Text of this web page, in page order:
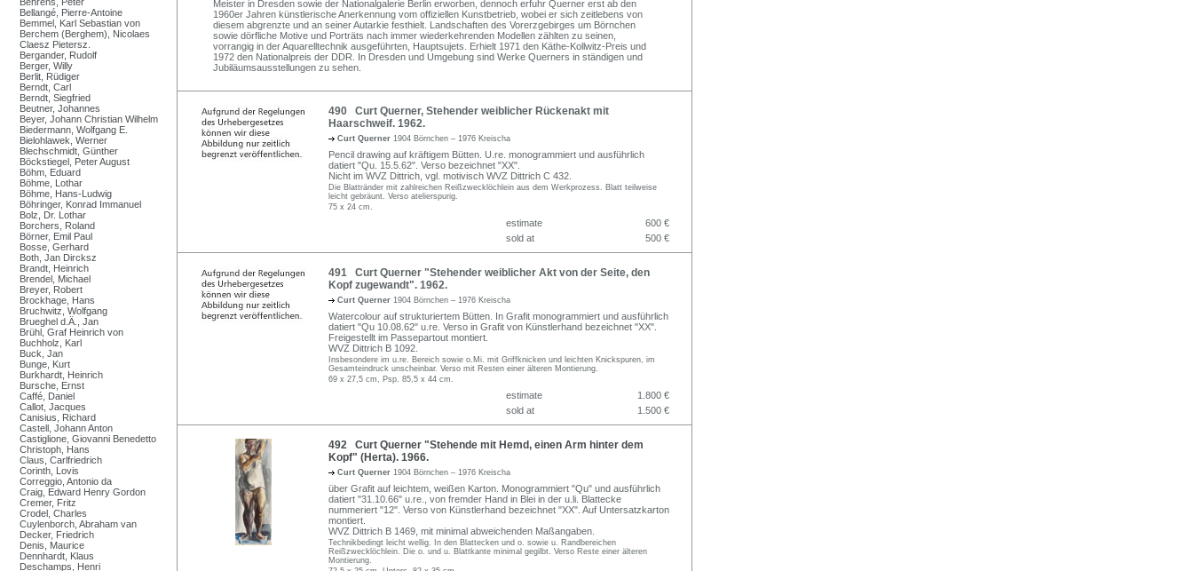
Bellangé, Pierre-Antoine
Bemmel, Karl Sebastian von
Berchem (Berghem), Nicolaes
Claesz Pietersz.
Bergander, Rudolf
Berger, Willy
Berlit, Rüdiger
Berndt, Carl
Berndt, Siegfried
Beutner, Johannes
Beyer, Johann Christian Wilhelm
Biedermann, Wolfgang E.
Bielohlawek, Werner
Blechschmidt, Günther
Böckstiegel, Peter August
Böhm, Eduard
Böhme, Lothar
Böhme, Hans-Ludwig
Böhringer, Konrad Immanuel
Bolz, Dr. Lothar
Borchers, Roland
Börner, Emil Paul
Bosse, Gerhard
Both, Jan Dircksz
Brandt, Heinrich
Brendel, Michael
Breyer, Robert
Brockhage, Hans
Bruchwitz, Wolfgang
Brueghel d.Ä., Jan
Brühl, Graf Heinrich von
Buchholz, Karl
Buck, Jan
Bunge, Kurt
Burkhardt, Heinrich
Bursche, Ernst
Caffé, Daniel
Callot, Jacques
Canisius, Richard
Castell, Johann Anton
Castiglione, Giovanni Benedetto
Christoph, Hans
Claus, Carlfriedrich
Corinth, Lovis
Correggio, Antonio da
Craig, Edward Henry Gordon
Cremer, Fritz
Crodel, Charles
Cuylenborch, Abraham van
Decker, Friedrich
Denis, Maurice
Dennhardt, Klaus
Deschamps, Henri
Meister in Dresden sowie der Nationalgalerie Berlin erworben, dennoch erfuhr Querner erst ab den
1960er Jahren künstlerische Anerkennung vom offiziellen Kunstbetrieb, wobei er sich zeitlebens von
diesem abgrenzte und an seiner Autarkie festhielt. Landschaften des Vorerzgebirges um Börnchen
sowie dörfliche Motive und Porträts nach immer wiederkehrenden Modellen zählten zu seinen,
vorrangig in der Aquarelltechnik ausgeführten, Hauptsujets. Erhielt 1971 den Käthe-Kollwitz-Preis und
1972 den Nationalpreis der DDR. In Dresden und Umgebung sind Werke Querners in ständigen und
Jubiläumsausstellungen zu sehen.
490 Curt Querner, Stehender weiblicher Rückenakt mit
Haarschweif. 1962.
Curt Querner 1904 Börnchen – 1976 Kreischa
Pencil drawing auf kräftigem Bütten. U.re. monogrammiert und ausführlich
datiert "Qu. 15.5.62". Verso bezeichnet "XX".
Nicht im WVZ Dittrich, vgl. motivisch WVZ Dittrich C 432.
Die Blattränder mit zahlreichen Reißzwecklöchlein aus dem Werkprozess. Blatt teilweise
leicht gebräunt. Verso atelierspurig.
75 x 24 cm.
estimate
600 €
sold at
500 €
491 Curt Querner "Stehender weiblicher Akt von der Seite, den
Kopf zugewandt". 1962.
Curt Querner 1904 Börnchen – 1976 Kreischa
Watercolour auf strukturiertem Bütten. In Grafit monogrammiert und ausführlich
datiert "Qu 10.08.62" u.re. Verso in Grafit von Künstlerhand bezeichnet "XX".
Freigestellt im Passepartout montiert.
WVZ Dittrich B 1092.
Insbesondere im u.re. Bereich sowie o.Mi. mit Griffknicken und leichten Knickspuren, im
Gesamteindruck unscheinbar. Verso mit Resten einer älteren Montierung.
69 x 27,5 cm, Psp. 85,5 x 44 cm.
estimate
1.800 €
sold at
1.500 €
492 Curt Querner "Stehende mit Hemd, einen Arm hinter dem
Kopf" (Herta). 1966.
Curt Querner 1904 Börnchen – 1976 Kreischa
über Grafit auf leichtem, weißen Karton. Monogrammiert "Qu" und ausführlich
datiert "31.10.66" u.re., von fremder Hand in Blei in der u.li. Blattecke
nummeriert "12". Verso von Künstlerhand bezeichnet "XX". Auf Untersatzkarton
montiert.
WVZ Dittrich B 1469, mit minimal abweichenden Maßangaben.
Technikbedingt leicht wellig. In den Blattecken und o. sowie u. Randbereichen
Reißzwecklöchlein. Die o. und u. Blattkante minimal gegilbt. Verso Reste einer älteren
Montierung.